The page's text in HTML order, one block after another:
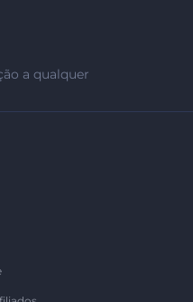
a qualquer